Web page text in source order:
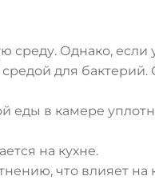
среду. Однако, если
для
еды в камере
на кухне.
что влияет на